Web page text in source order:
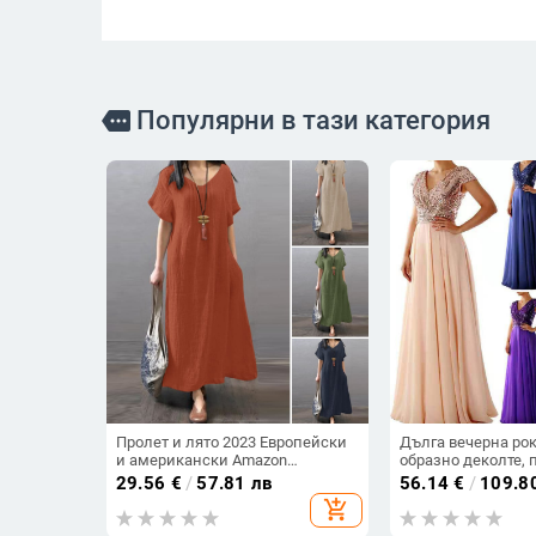
more Популярни в тази категория
Пролет и лято 2023 Европейски
и американски Amazon
Independent Station ebay Памучна
и ленена широка ежедневна
едноцветна рокля с джобове
29.56 € /57.81 лв
add_shopping_cart
Дълга вечерна
образно деколте,
шифон, силует А-
висока талия
56.14 € /